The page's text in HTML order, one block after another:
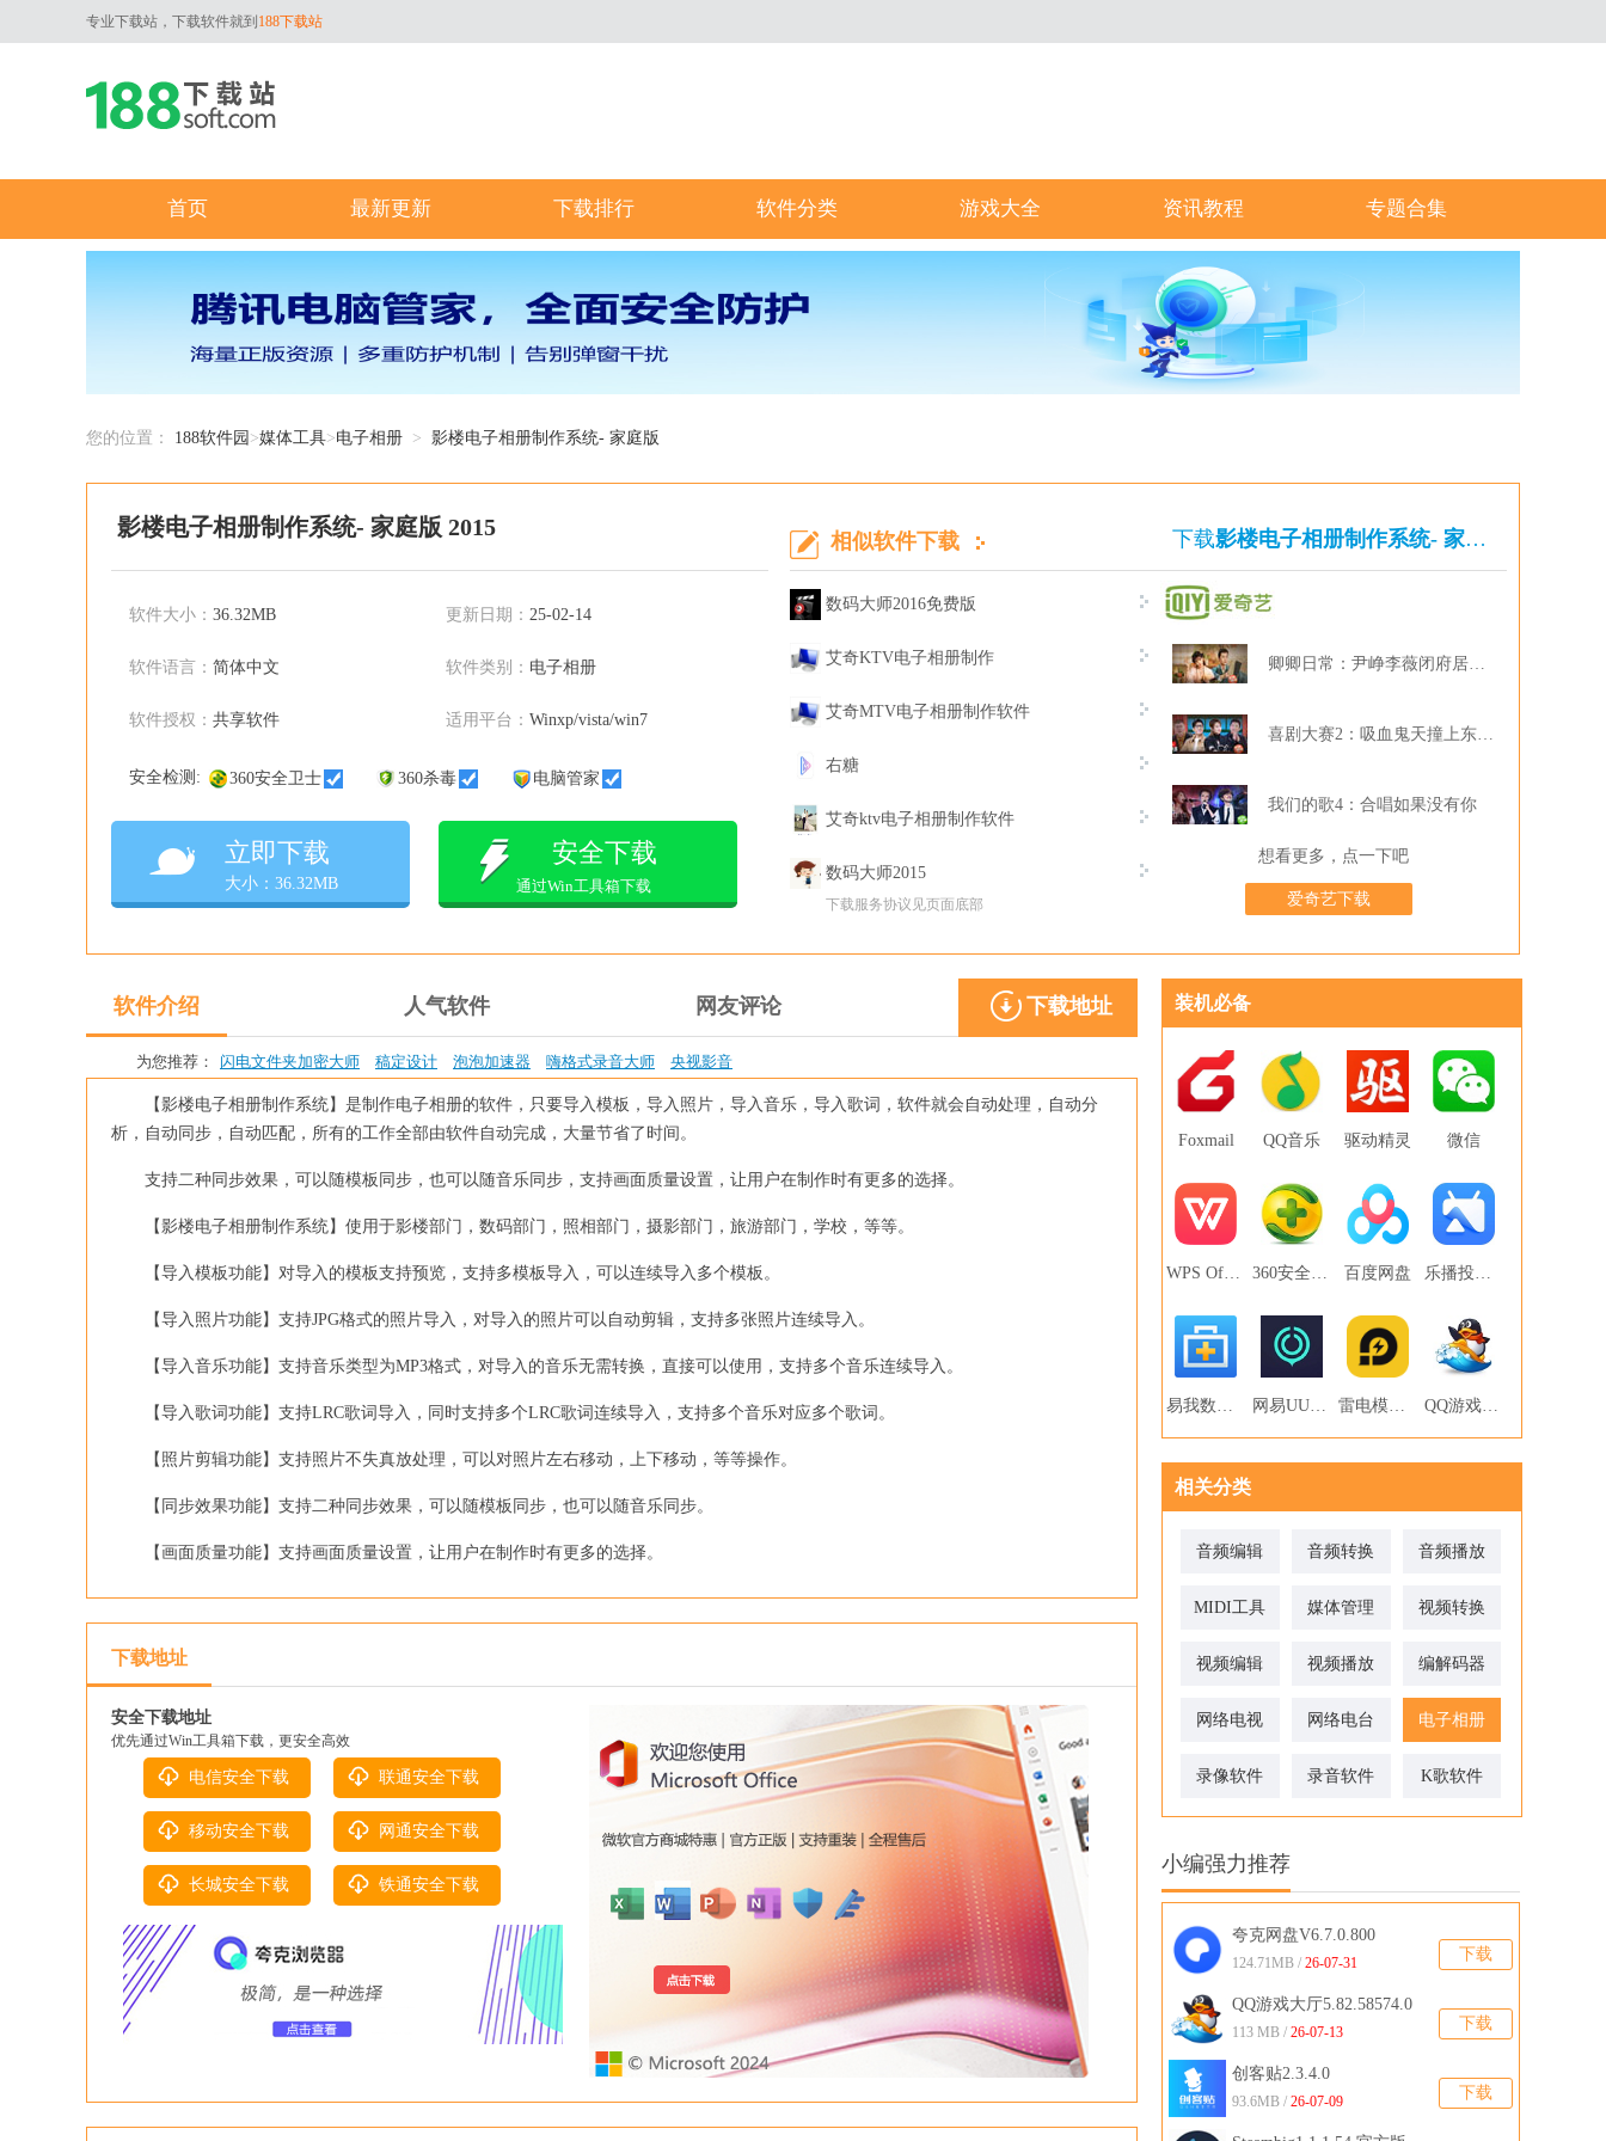
专业下载站，下载软件就到 188下载站
首页 最新更新 下载排行 软件分类 游戏大全 资讯教程 专题合集
您的位置： 188软件园 >媒体工具>电子相册 > 影楼电子相册制作系统- 家庭版
影楼电子相册制作系统- 家庭版 2015
软件大小： 36.32MB 更新日期： 25-02-14
软件语言： 简体中文 软件类别： 电子相册
软件授权： 共享软件 适用平台： Winxp/vista/win7
安全检测: 360安全卫士 360杀毒 电脑管家
立即下载
大小：36.32MB
安全下载
通过Win工具箱下载
下载影楼电子相册制作系统- 家庭版
卿卿日常：尹峥李薇闭府居家打牌
喜剧大赛2：吸血鬼天撞上东北波er
我们的歌4：合唱如果没有你
想看更多，点一下吧
爱奇艺下载
相似软件下载
数码大师2016免费版
艾奇KTV电子相册制作
艾奇MTV电子相册制作软件
右糖
艾奇ktv电子相册制作软件
数码大师2015
下载服务协议见页面底部
软件介绍 人气软件 网友评论 下载地址
为您推荐： 闪电文件夹加密大师 稿定设计 泡泡加速器 嗨格式录音大师 央视影音
【影楼电子相册制作系统】是制作电子相册的软件，只要导入模板，导入照片，导入音乐，导入歌词，软件就会自动处理，自动分
析，自动同步，自动匹配，所有的工作全部由软件自动完成，大量节省了时间。
支持二种同步效果，可以随模板同步，也可以随音乐同步，支持画面质量设置，让用户在制作时有更多的选择。
【影楼电子相册制作系统】使用于影楼部门，数码部门，照相部门，摄影部门，旅游部门，学校，等等。
【导入模板功能】对导入的模板支持预览，支持多模板导入，可以连续导入多个模板。
【导入照片功能】支持JPG格式的照片导入，对导入的照片可以自动剪辑，支持多张照片连续导入。
【导入音乐功能】支持音乐类型为MP3格式，对导入的音乐无需转换，直接可以使用，支持多个音乐连续导入。
【导入歌词功能】支持LRC歌词导入，同时支持多个LRC歌词连续导入，支持多个音乐对应多个歌词。
【照片剪辑功能】支持照片不失真放处理，可以对照片左右移动，上下移动，等等操作。
【同步效果功能】支持二种同步效果，可以随模板同步，也可以随音乐同步。
【画面质量功能】支持画面质量设置，让用户在制作时有更多的选择。
下载地址
安全下载地址
优先通过Win工具箱下载，更安全高效
电信安全下载 联通安全下载
移动安全下载 网通安全下载
长城安全下载 铁通安全下载
装机必备
Foxmail QQ音乐 驱动精灵 微信
WPS Office 360安全卫士 百度网盘 乐播投屏PC版
易我数据恢复 网易UU网游加速器 雷电模拟器 QQ游戏大厅
相关分类
音频编辑 音频转换 音频播放
MIDI工具 媒体管理 视频转换
视频编辑 视频播放 编解码器
网络电视 网络电台 电子相册
录像软件 录音软件 K歌软件
小编强力推荐
下载
夸克网盘V6.7.0.800
124.71MB / 26-07-31
下载
QQ游戏大厅5.82.58574.0
官方版
113 MB / 26-07-13
下载
创客贴2.3.4.0
93.6MB / 26-07-09